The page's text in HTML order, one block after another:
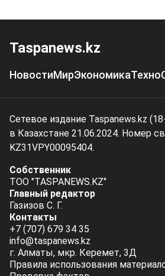
Taspanews.kz
НовостиМирЭкономикаТехно
Сетевое издание Taspanews.kz
в Казахстане 21.06.2024. Номер
KZ31VPY00095404.
Собственник
ТОО "TASPANEWS.KZ"
Главный редактор
Газизов С. Г.
Контакты
+7 (707) 679 34 35
info@taspanews.kz
г. Алматы, мкр. Керемет, 3Д
Правила использования